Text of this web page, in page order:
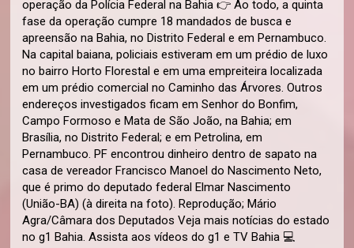
operação da Polícia Federal na Bahia 👉 Ao todo, a quinta
fase da operação cumpre 18 mandados de busca e
apreensão na Bahia, no Distrito Federal e em Pernambuco.
Na capital baiana, policiais estiveram em um prédio de luxo
no bairro Horto Florestal e em uma empreiteira localizada
em um prédio comercial no Caminho das Árvores. Outros
endereços investigados ficam em Senhor do Bonfim,
Campo Formoso e Mata de São João, na Bahia; em
Brasília, no Distrito Federal; e em Petrolina, em
Pernambuco. PF encontrou dinheiro dentro de sapato na
casa de vereador Francisco Manoel do Nascimento Neto,
que é primo do deputado federal Elmar Nascimento
(União-BA) (à direita na foto). Reprodução; Mário
Agra/Câmara dos Deputados Veja mais notícias do estado
no g1 Bahia. Assista aos vídeos do g1 e TV Bahia 💻